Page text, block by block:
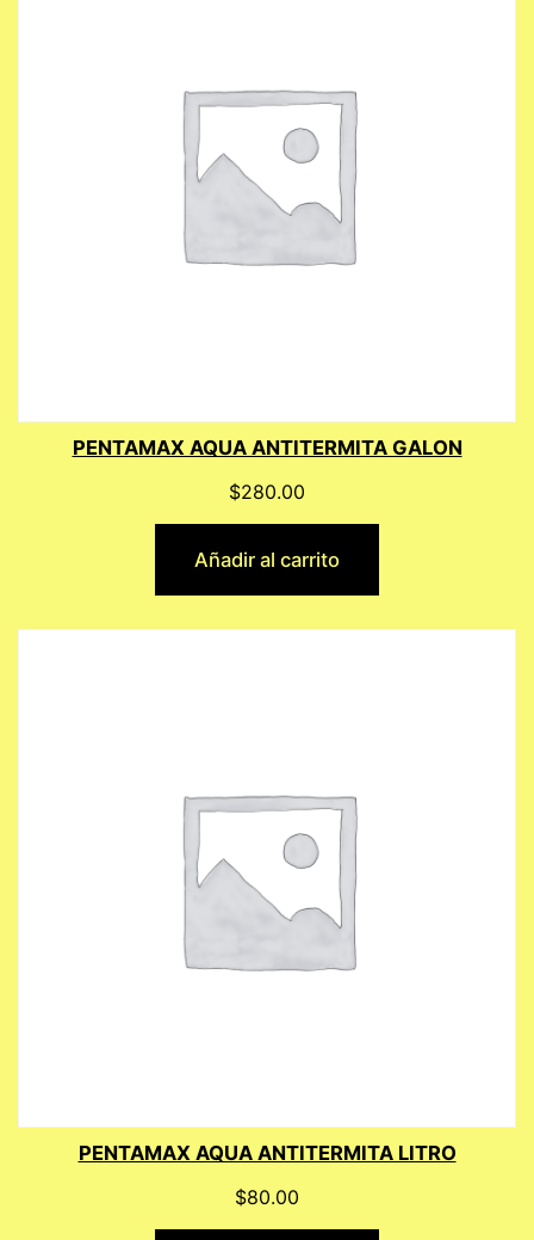
PENTAMAX AQUA ANTITERMITA GALON
$280.00
Añadir al carrito
PENTAMAX AQUA ANTITERMITA LITRO
$80.00